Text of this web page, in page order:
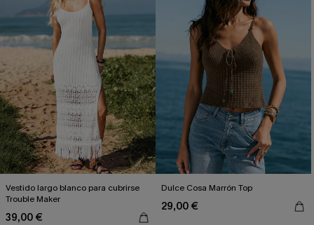
Vestido largo blanco para cubrirse
Trouble Maker
39,00 €
Dulce Cosa Marrón Top
29,00 €